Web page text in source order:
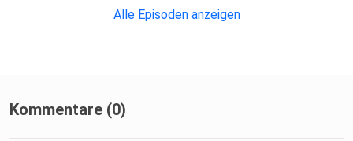
We Are Not Special(Crossover project 2/3)
What Engineering Can Teach (an Learn From) Us (Crossover
Alle Episoden anzeigen
Kommentare (0)